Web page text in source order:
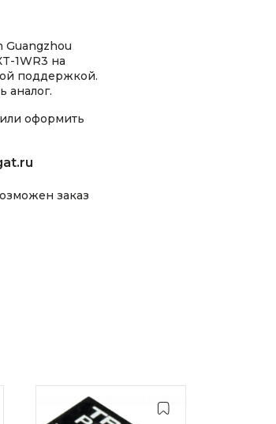
Guangzhou
1WR3 на
поддержкой.
аналог.
оформить
заказ